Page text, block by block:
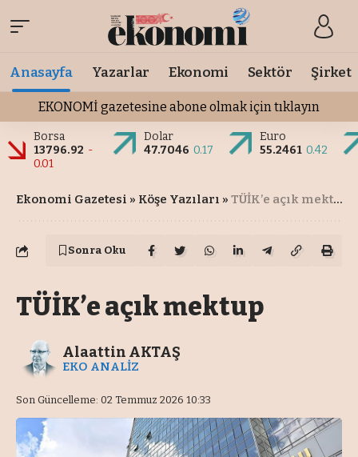
Anasayfa Yazarlar Ekonomi Sektör Şirket
EKONOMİ gazetesine abone olmak için tıklayın
Borsa
13796.92 -
0.01
Dolar
47.7046 0.17
Euro
55.2461 0.42
Ekonomi Gazetesi » Köşe Yazıları » TÜİK’e açık mektup
Sonra Oku
TÜİK’e açık mektup
Son Güncelleme: 02 Temmuz 2026 10:33
Alaattin AKTAŞ
EKO ANALİZ